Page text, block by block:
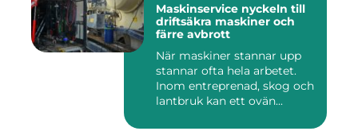
Maskinservice nyckeln till
driftsäkra maskiner och
färre avbrott
När maskiner stannar upp
stannar ofta hela arbetet.
Inom entreprenad, skog och
lantbruk kan ett ovän...